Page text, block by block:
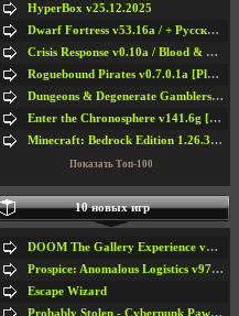
HyperBox v25.12.2025
Dwarf Fortress v53.16a / + Русская Версия v50.12a
Crisis Response v0.10a / Blood & Bullet
Roguebound Pirates v0.7.0.1a [Playtest]
Dungeons & Degenerate Gamblers v2.0.2a
Enter the Chronosphere v141.6g [Steam Early Access]
Minecraft: Bedrock Edition 1.26.33.1a / + TLauncher v2.89
Показать Топ-100
10 новых игр
DOOM The Gallery Experience v1.4.2
Prospice: Anomalous Logistics v97 [Playtest]
Escape Wizard
Probably Stolen - Cyberpunk Pawnshop Simulator v048c [Playtest]